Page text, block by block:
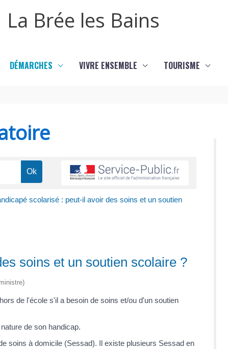
La Brée les Bains
DÉMARCHES VIVRE ENSEMBLE TOURISME
scolarisé : peut-il avoir des soins et un soutien
soins et un soutien scolaire ?
de l'école s'il a besoin de soins et/ou d'un soutien
de son handicap.
soins à domicile (Sessad). Il existe plusieurs Sessad en